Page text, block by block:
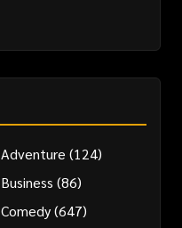
Adventure (124)
Business (86)
Comedy(647)